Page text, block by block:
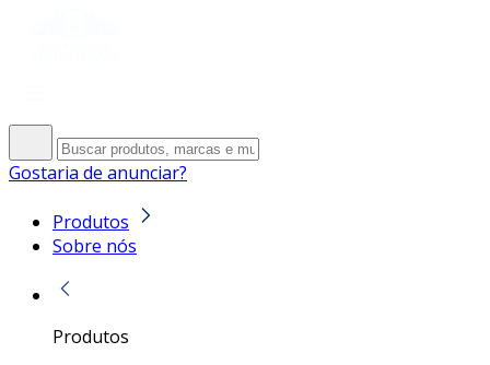
Gostaria de anunciar?
Produtos
Sobre nós
Produtos